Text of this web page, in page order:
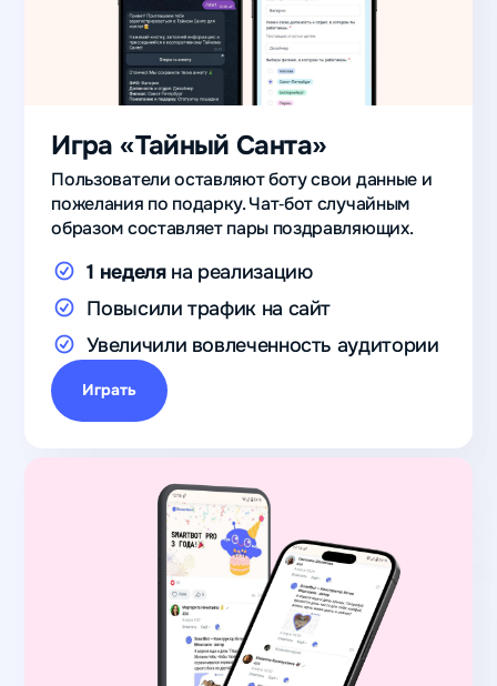
Игра «Тайный Санта»
Пользователи оставляют боту свои данные и
пожелания по подарку. Чат‑бот случайным
образом составляет пары поздравляющих.
1 неделяна реализацию
Повысили трафик на сайт
Увеличили вовлеченность аудитории
Играть